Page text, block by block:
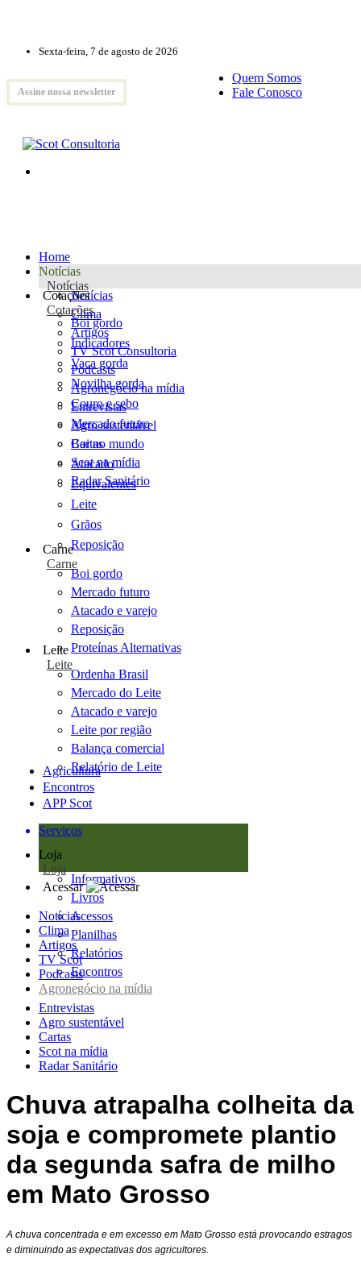
Sexta-feira, 7 de agosto de 2026
Assine nossa newsletter
Quem Somos
Fale Conosco
Home
Notícias
Notícias
Notícias
Clima
Artigos
TV Scot Consultoria
Podcasts
Agronegócio na mídia
Entrevistas
Agro sustentável
Cartas
Scot na mídia
Radar Sanitário
Cotações
Cotações
Boi gordo
Indicadores
Vaca gorda
Novilha gorda
Couro e sebo
Mercado futuro
Boi no mundo
Atacado
Equivalentes
Leite
Grãos
Reposição
Carne
Carne
Boi gordo
Mercado futuro
Atacado e varejo
Reposição
Proteínas Alternativas
Leite
Leite
Ordenha Brasil
Mercado do Leite
Atacado e varejo
Leite por região
Balança comercial
Relatório de Leite
Agricultura
Encontros
APP Scot
Serviços
Loja
Loja
Informativos
Livros
Acessos
Planilhas
Relatórios
Encontros
Acessar
Notícias
Clima
Artigos
TV Scot
Podcasts
Agronegócio na mídia
Entrevistas
Agro sustentável
Cartas
Scot na mídia
Radar Sanitário
Chuva atrapalha colheita da
soja e compromete plantio
da segunda safra de milho
em Mato Grosso
A chuva concentrada e em excesso em Mato Grosso está provocando estragos
e diminuindo as expectativas dos agricultores.